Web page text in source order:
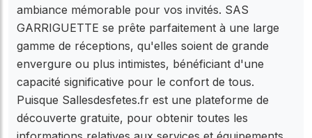
ambiance mémorable pour vos invités. SAS
GARRIGUETTE se prête parfaitement à une large
gamme de réceptions, qu'elles soient de grande
envergure ou plus intimistes, bénéficiant d'une
capacité significative pour le confort de tous.
Puisque Sallesdesfetes.fr est une plateforme de
découverte gratuite, pour obtenir toutes les